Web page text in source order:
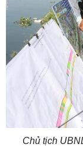
Chủ tịch